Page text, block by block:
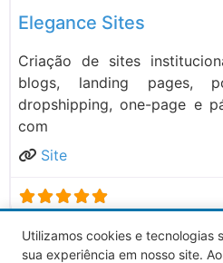
Elegance Sites
Criação de sites
blogs, landing pages,
dropshipping, one-page e
com
Site
Ver
Utilizamos cookies e tecnologias
sua experiência em nosso site.